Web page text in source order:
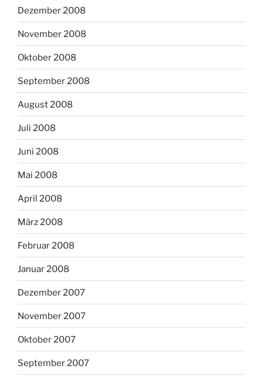
Dezember 2008
November 2008
Oktober 2008
September 2008
August 2008
Juli 2008
Juni 2008
Mai 2008
April 2008
März 2008
Februar 2008
Januar 2008
Dezember 2007
November 2007
Oktober 2007
September 2007